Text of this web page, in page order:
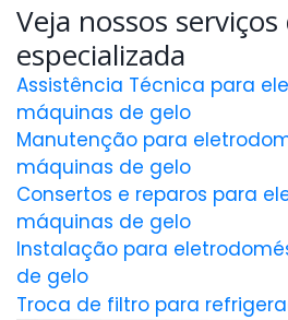
Veja nossos
especializada
Assistência Técnica para
máquinas de gelo
Manutenção para
máquinas de gelo
Consertos e reparos para
máquinas de gelo
Instalação para
de gelo
Troca de filtro para